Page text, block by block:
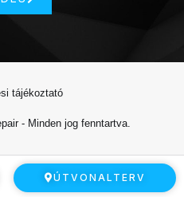
- Minden jog fenntartva.
tájékoztató
ÚTVONALTERV